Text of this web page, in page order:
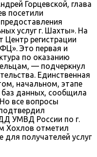
Горцевской, глава
посетили
услуг г. Шахты». На
Центр регистрации
Это первая и
по оказанию
— подчеркнул
Единственная
начальном, этапе
баз данных, сообщила
все вопросы
УМВД России по г.
Хохлов отметил
для получателей услуг